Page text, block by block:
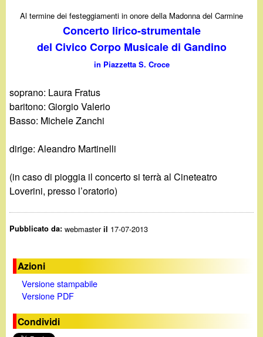
d
i
n
o
.
i
i
c
e
Al termine dei festeggiamenti in onore della Madonna del Carmine
Concerto lirico-strumentale
del Civico Corpo Musicale di Gandino
in Piazzetta S. Croce
soprano: Laura Fratus
baritono: Giorgio Valerio
Basso: Michele Zanchi
dirige: Aleandro Martinelli
(in caso di pioggia il concerto si terrà al Cineteatro
Loverini, presso l’oratorio)
Pubblicato da:webmasteril 17-07-2013
Azioni
Versione stampabile
Versione PDF
Condividi